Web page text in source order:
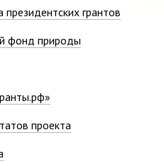
грантов
фонд природы
проекта